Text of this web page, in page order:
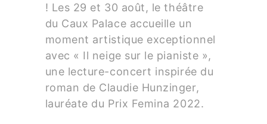
! Les 29 et 30 août, le théâtre
du Caux Palace accueille un
moment artistique exceptionnel
avec « Il neige sur le pianiste »,
une lecture-concert inspirée du
roman de Claudie Hunzinger,
lauréate du Prix Femina 2022.